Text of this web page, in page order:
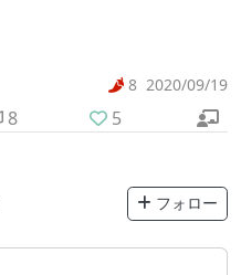
8 2020/09/19
8
5
フォロー